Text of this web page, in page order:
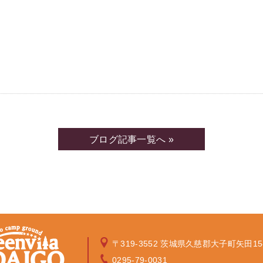
ブログ記事一覧へ »
〒319-3552 茨城県久慈郡大子町矢田
0295-79-0031